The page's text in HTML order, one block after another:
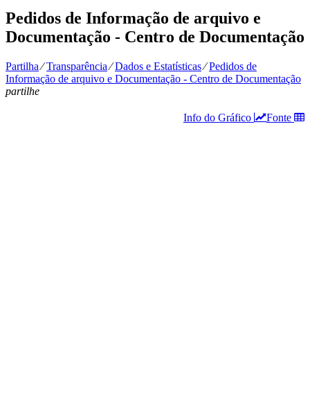
Pedidos de Informação de arquivo e
Documentação - Centro de Documentação
Partilha⁄Transparência⁄Dados e Estatísticas⁄Pedidos de
Informação de arquivo e Documentação - Centro de Documentação
partilhe
Fonte
Info do Gráfico